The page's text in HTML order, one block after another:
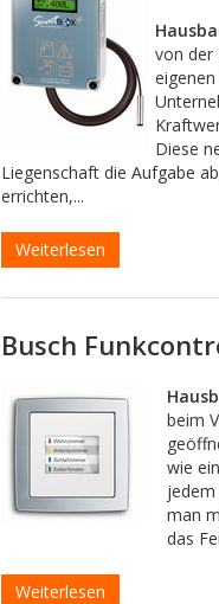
von der
Diese
Liegenschaft die Aufgabe
errichten,...
Weiterlesen
Busch
beim
wie
jedem
man
das
Weiterlesen